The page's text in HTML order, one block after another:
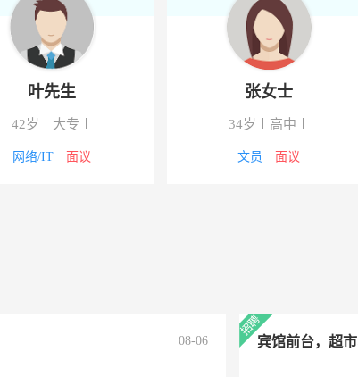
-榆次-印象城 辽阳路锦绣花苑2楼
叶先生
42岁 大专
网络/IT 面议
张女士
34岁 高中
文员 面议
08-06 宾馆前台，超